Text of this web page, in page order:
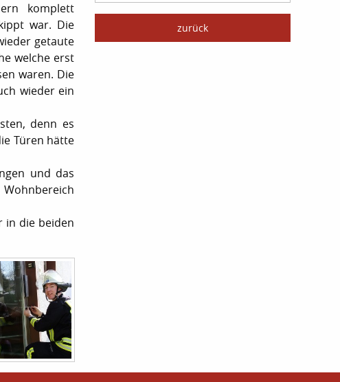
komplett
war. Die
getaute
welche erst
waren. Die
wieder ein
denn es
Türen hätte
und das
in die beiden
zurück